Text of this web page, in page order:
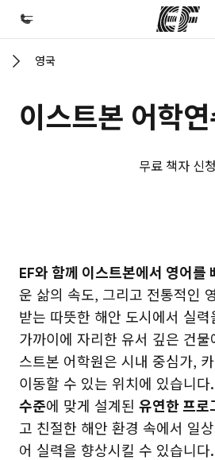
프로그램
사업 부문
채용
글로벌 인재 채용
영국
이스트본 어학
무료 책자 신청
EF와 함께 이스트본에서 영어를
운 삶의 속도, 그리고 전통적인
받는 따뜻한 해안 도시에서 실력
가까이에 자리한 유서 깊은 건물
스트본 어학원은 시내 중심가,
이동할 수 있는 위치에 있습니다.
수준에 맞게 설계된 유연한 프로
고 친절한 해안 환경 속에서 일
어 실력을 향상시킬 수 있습니다.